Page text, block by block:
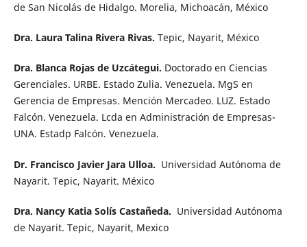
de San Nicolás de Hidalgo. Morelia, Michoacán, México
Dra. Laura Talina Rivera Rivas. Tepic, Nayarit, México
Dra. Blanca Rojas de Uzcátegui. Doctorado en Ciencias
Gerenciales. URBE. Estado Zulia. Venezuela. MgS en
Gerencia de Empresas. Mención Mercadeo. LUZ. Estado
Falcón. Venezuela. Lcda en Administración de Empresas-
UNA. Estadp Falcón. Venezuela.
Dr. Francisco Javier Jara Ulloa. Universidad Autónoma de
Nayarit. Tepic, Nayarit. México
Dra. Nancy Katia Solís Castañeda. Universidad Autónoma
de Nayarit. Tepic, Nayarit, Mexico